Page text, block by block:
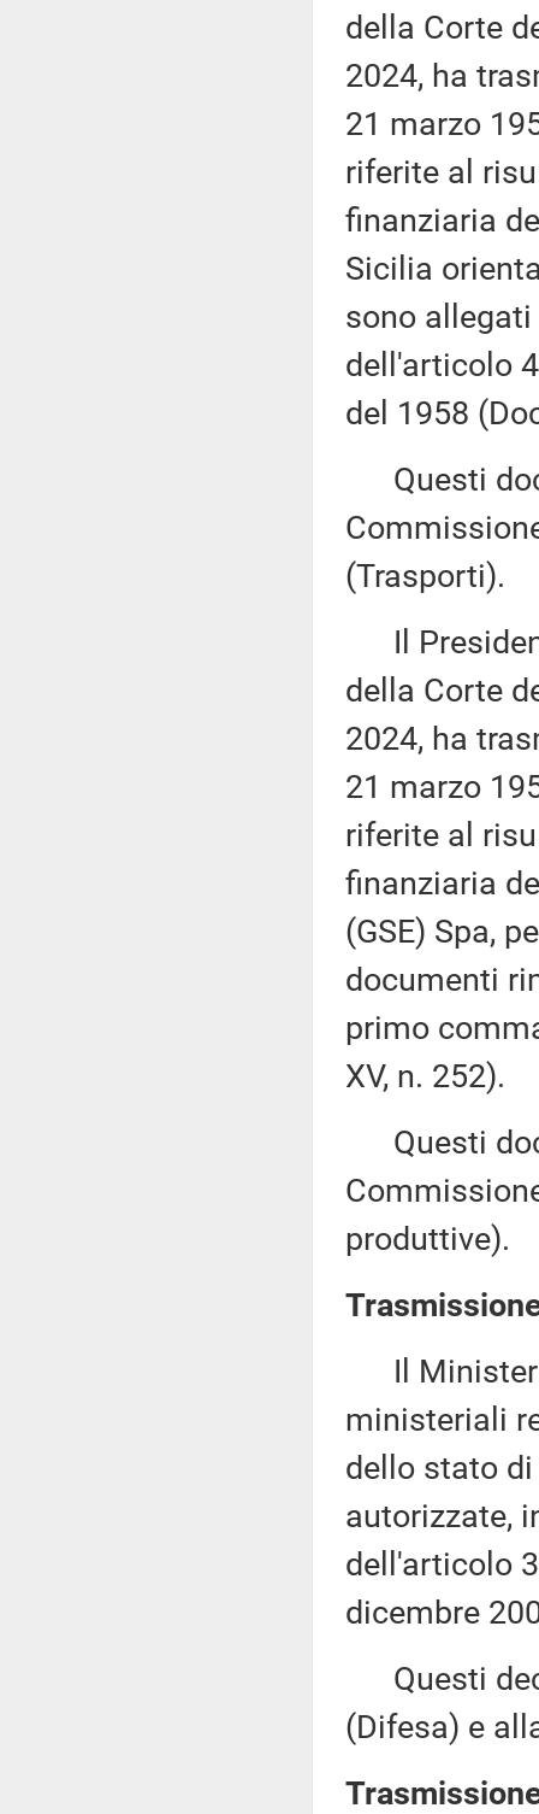
della Corte
2024, ha
21 marzo
riferite al
finanziaria
Sicilia
sono
dell'articolo
del 1958
Questi
(Trasporti).
Il
della Corte
2024, ha
21 marzo
riferite al
finanziaria
(GSE) Spa,
documenti
primo
XV, n. 252).
Questi
produttive).
Il
ministeriali
dello stato
autorizzate,
dell'articolo
dicembre
Questi
(Difesa) e